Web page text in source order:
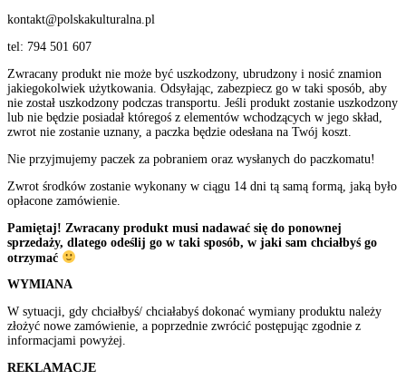
kontakt@polskakulturalna.pl
tel: 794 501 607
Zwracany produkt nie może być uszkodzony, ubrudzony i nosić znamion
jakiegokolwiek użytkowania. Odsyłając, zabezpiecz go w taki sposób, aby
nie został uszkodzony podczas transportu. Jeśli produkt zostanie uszkodzony
lub nie będzie posiadał któregoś z elementów wchodzących w jego skład,
zwrot nie zostanie uznany, a paczka będzie odesłana na Twój koszt.
Nie przyjmujemy paczek za pobraniem oraz wysłanych do paczkomatu!
Zwrot środków zostanie wykonany w ciągu 14 dni tą samą formą, jaką było
opłacone zamówienie.
Pamiętaj! Zwracany produkt musi nadawać się do ponownej
sprzedaży, dlatego odeślij go w taki sposób, w jaki sam chciałbyś go
otrzymać
WYMIANA
W sytuacji, gdy chciałbyś/ chciałabyś dokonać wymiany produktu należy
złożyć nowe zamówienie, a poprzednie zwrócić postępując zgodnie z
informacjami powyżej.
REKLAMACJE